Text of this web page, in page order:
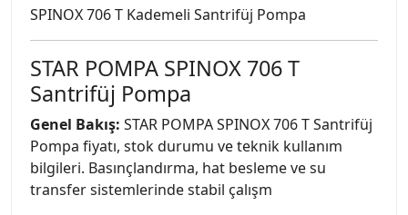
SPINOX 706 T Kademeli Santrifüj Pompa
STAR POMPA SPINOX 706 T
Santrifüj Pompa
Genel Bakış: STAR POMPA SPINOX 706 T Santrifüj
Pompa fiyatı, stok durumu ve teknik kullanım
bilgileri. Basınçlandırma, hat besleme ve su
transfer sistemlerinde stabil çalışm